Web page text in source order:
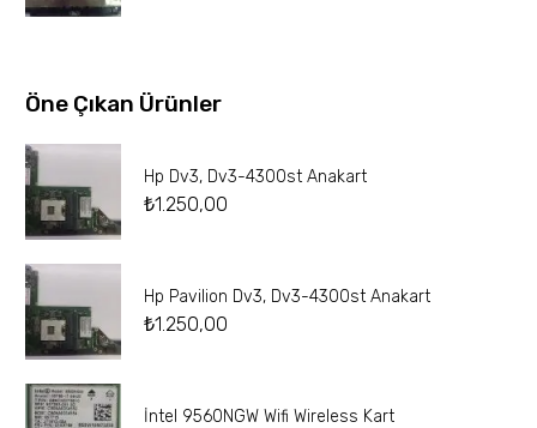
Öne Çıkan Ürünler
Hp Dv3, Dv3-4300st Anakart
₺1.250,00
Hp Pavilion Dv3, Dv3-4300st Anakart
₺1.250,00
İntel 9560NGW Wifi Wireless Kart